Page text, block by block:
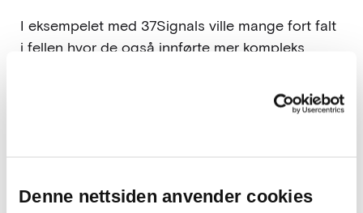
Denne nettsiden anvender cookies
I eksempelet med 37Signals ville mange fort falt
i fellen hvor de også innførte mer kompleks
ønsket. Problemet er bare da, at produktet ikke